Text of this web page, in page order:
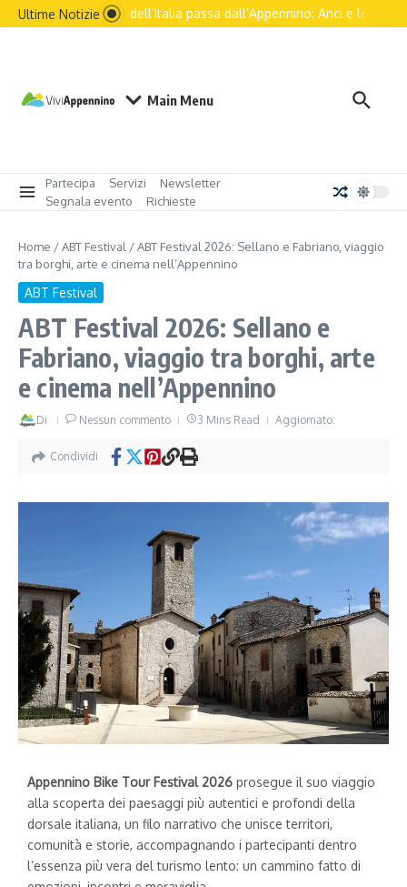
Ultime NotizieIl futuro dell’Italia passa dall’Appennino: Anci e le
Main Menu
Partecipa Servizi
Newsletter
Segnala evento
Richieste
Home /ABT Festival /ABT Festival 2026: Sellano e Fabriano, viaggio
tra borghi, arte e cinema nell’Appennino
ABT Festival
ABT Festival 2026: Sellano e
Fabriano, viaggio tra borghi, arte
e cinema nell’Appennino
Di Nessun commento 3 Mins Read Aggiornato:
Condividi
Appennino Bike Tour Festival 2026 prosegue il suo viaggio
alla scoperta dei paesaggi più autentici e profondi della
dorsale italiana, un filo narrativo che unisce territori,
comunità e storie, accompagnando i partecipanti dentro
l’essenza più vera del turismo lento: un cammino fatto di